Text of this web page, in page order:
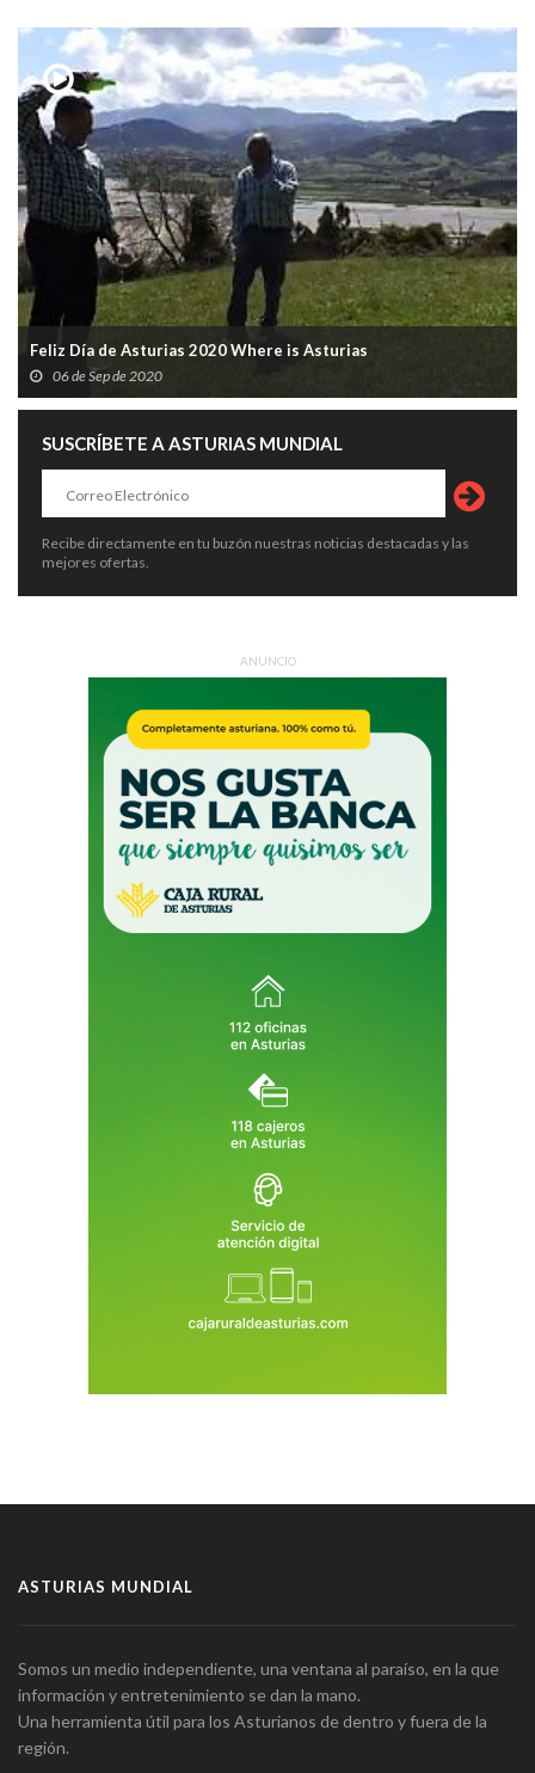
Feliz Día de Asturias 2020 Where is Asturias
06 de Sep de 2020
SUSCRÍBETE A ASTURIAS MUNDIAL
Recibe directamente en tu buzón nuestras noticias destacadas y las
mejores ofertas.
ANUNCIO
ASTURIAS MUNDIAL
Somos un medio independiente, una ventana al paraíso, en la que
información y entretenimiento se dan la mano.
Una herramienta útil para los Asturianos de dentro y fuera de la
región.